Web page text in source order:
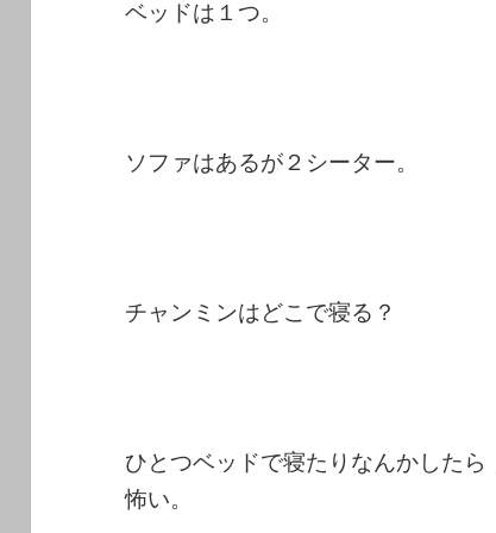
ベッドは１つ。
ソファはあるが２シーター。
チャンミンはどこで寝る？
ひとつベッドで寝たりなんかしたら
怖い。